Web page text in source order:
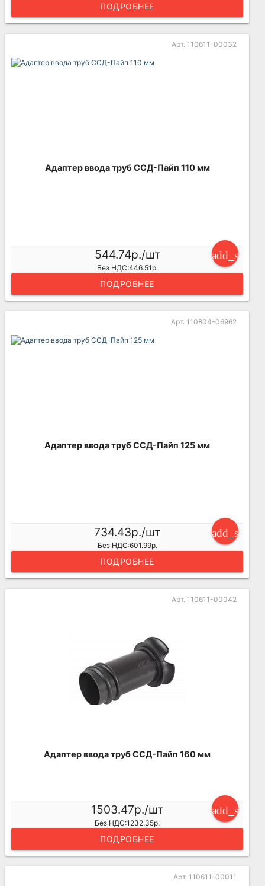
ПОДРОБНЕЕ
Арт. 110611-00032
Адаптер ввода труб ССД-Пайп 110 мм
544.74р./шт
Без НДС:446.51р.
ПОДРОБНЕЕ
Арт. 110804-06962
Адаптер ввода труб ССД-Пайп 125 мм
734.43р./шт
Без НДС:601.99р.
ПОДРОБНЕЕ
Арт. 110611-00042
Адаптер ввода труб ССД-Пайп 160 мм
1503.47р./шт
Без НДС:1232.35р.
ПОДРОБНЕЕ
Арт. 110611-00011